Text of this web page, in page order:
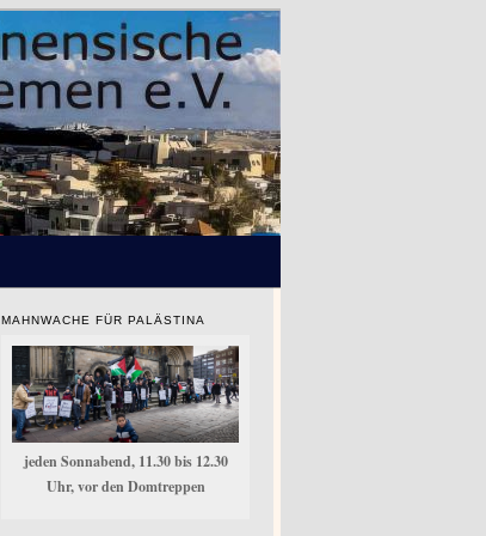
MAHNWACHE FÜR PALÄSTINA
jeden Sonnabend, 11.30 bis 12.30
Uhr, vor den Domtreppen